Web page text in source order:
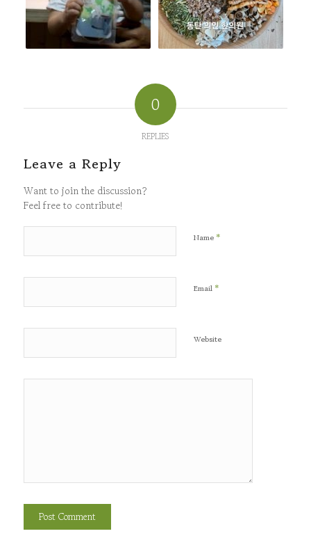
0
REPLIES
Leave a Reply
Want to join the discussion?
Feel free to contribute!
Name *
Email *
Website